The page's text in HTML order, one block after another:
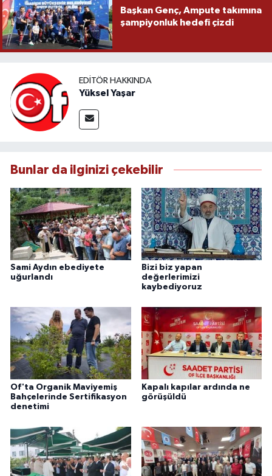
Başkan Genç, Ampute takımına
şampiyonluk hedefi çizdi
EDITÖR HAKKINDA
Yüksel Yaşar
Bunlar da ilginizi çekebilir
Sami Aydın ebediyete
uğurlandı
Bizi biz yapan
değerlerimizi
kaybediyoruz
Of'ta Organik Maviyemiş
Bahçelerinde Sertifikasyon
denetimi
Kapalı kapılar ardında ne
görüşüldü